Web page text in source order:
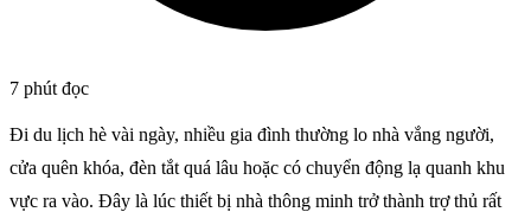
7 phút đọc
Đi du lịch hè vài ngày, nhiều gia đình thường lo nhà vắng người,
cửa quên khóa, đèn tắt quá lâu hoặc có chuyển động lạ quanh khu
vực ra vào. Đây là lúc thiết bị nhà thông minh trở thành trợ thủ rất